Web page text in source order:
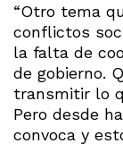
“Otro tema
conflictos
la falta de
de gobierno.
transmitir lo
Pero desde
convoca y